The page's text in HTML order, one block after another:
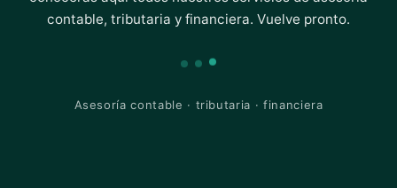
contable, tributaria y financiera. Vuelve pronto.
Asesoría contable · tributaria · financiera